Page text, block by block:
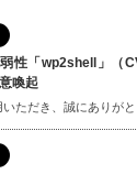
性「wp2shell」（
喚起
ただき、誠にありがと